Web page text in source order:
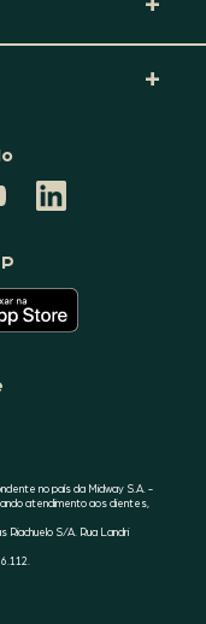
LINKEDIN
DA
O
APLICATIVO
DA
RIACHUELO
no país da Midway S.A. -
atendimento aos clientes,
S/A. Rua Landri